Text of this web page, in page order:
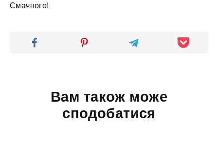
Смачного!
Вам також може
сподобатися